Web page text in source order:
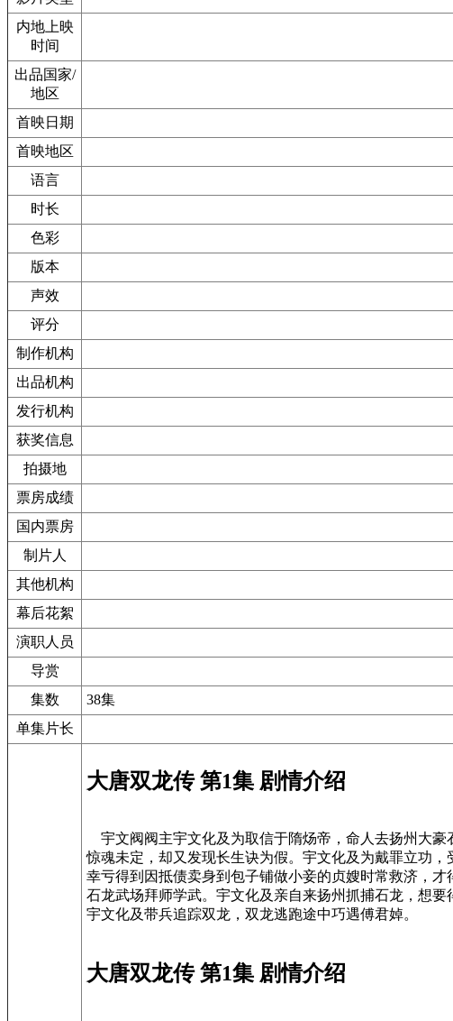
内地上映
时间
出品国家/
地区
首映日期
首映地区
语言
时长
色彩
版本
声效
评分
制作机构
出品机构
发行机构
获奖信息
拍摄地
票房成绩
国内票房
制片人
其他机构
幕后花絮
演职人员
导赏
集数
38集
单集片长
大唐双龙传 第1集 剧情介绍
宇文阀阀主宇文化及为取信于隋炀帝，命人去扬州大豪
惊魂未定，却又发现长生诀为假。宇文化及为戴罪立功
幸亏得到因抵债卖身到包子铺做小妾的贞嫂时常救济，
石龙武场拜师学武。宇文化及亲自来扬州抓捕石龙，想
宇文化及带兵追踪双龙，双龙逃跑途中巧遇傅君婥。
大唐双龙传 第1集 剧情介绍